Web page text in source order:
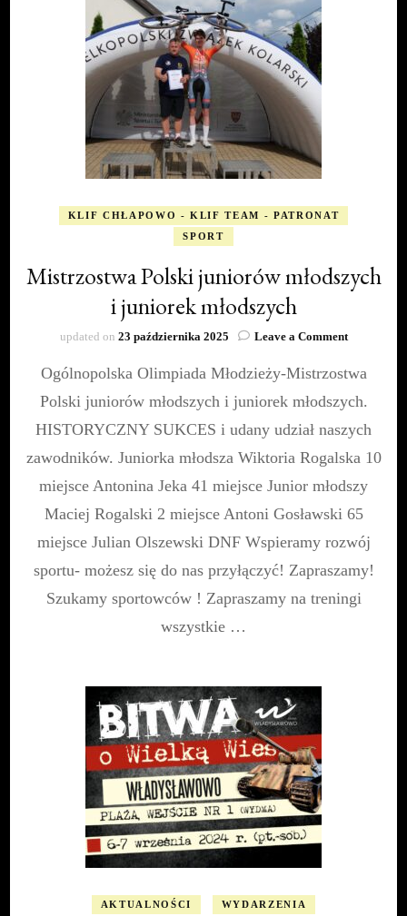
KLIF CHŁAPOWO - KLIF TEAM - PATRONAT
SPORT
Mistrzostwa Polski juniorów młodszych
i juniorek młodszych
updated on 23 października 2025 Leave a Commenton
Polski
młodszych
i
młodszych
Ogólnopolska Olimpiada Młodzieży-Mistrzostwa
Polski juniorów młodszych i juniorek młodszych.
HISTORYCZNY SUKCES i udany udział naszych
zawodników. Juniorka młodsza Wiktoria Rogalska 10
miejsce Antonina Jeka 41 miejsce Junior młodszy
Maciej Rogalski 2 miejsce Antoni Gosławski 65
miejsce Julian Olszewski DNF Wspieramy rozwój
sportu- możesz się do nas przyłączyć! Zapraszamy!
Szukamy sportowców ! Zapraszamy na treningi
wszystkie …
AKTUALNOŚCI WYDARZENIA